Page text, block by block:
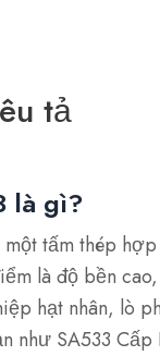
tả
là gì?
một tấm thép
là độ bền
hạt nhân, lò
như SA533 Cấp